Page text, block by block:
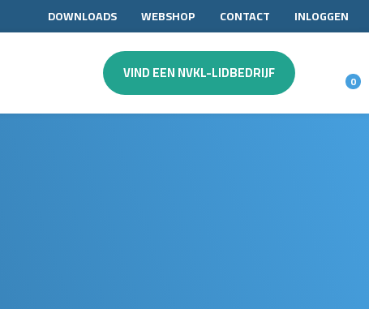
DOWNLOADS WEBSHOP CONTACT INLOGGEN
VIND EEN NVKL-LIDBEDRIJF 0